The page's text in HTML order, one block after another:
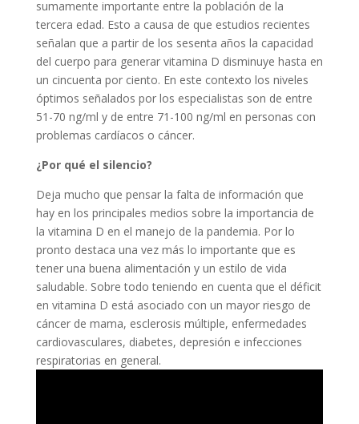
sumamente importante entre la población de la
tercera edad. Esto a causa de que estudios recientes
señalan que a partir de los sesenta años la capacidad
del cuerpo para generar vitamina D disminuye hasta en
un cincuenta por ciento. En este contexto los niveles
óptimos señalados por los especialistas son de entre
51-70 ng/ml y de entre 71-100 ng/ml en personas con
problemas cardíacos o cáncer.
¿Por qué el silencio?
Deja mucho que pensar la falta de información que
hay en los principales medios sobre la importancia de
la vitamina D en el manejo de la pandemia. Por lo
pronto destaca una vez más lo importante que es
tener una buena alimentación y un estilo de vida
saludable. Sobre todo teniendo en cuenta que el déficit
en vitamina D está asociado con un mayor riesgo de
cáncer de mama, esclerosis múltiple, enfermedades
cardiovasculares, diabetes, depresión e infecciones
respiratorias en general.